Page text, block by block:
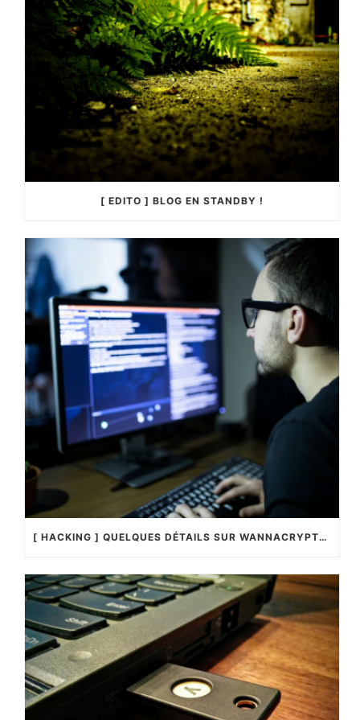
[ EDITO ] BLOG EN STANDBY !
[ HACKING ] QUELQUES DÉTAILS SUR WANNACRYPTOR !…